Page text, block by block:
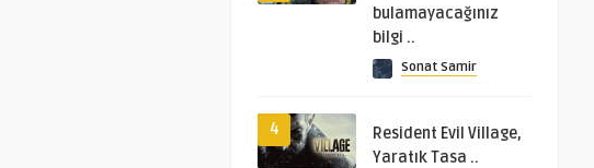
bulamayacağınız
bilgi ..
Sonat Samir
4
Resident Evil Village,
Yaratık Tasa ..